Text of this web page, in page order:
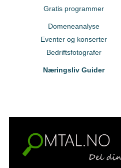
Gratis programmer
Domeneanalyse
Eventer og konserter
Bedriftsfotografer
Næringsliv Guider